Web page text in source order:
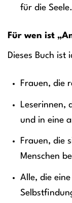
für die Seele.
Für wen ist
Dieses Buch ist
Frauen, die
Leserinnen,
und in eine
Frauen, die
Menschen
Alle, die